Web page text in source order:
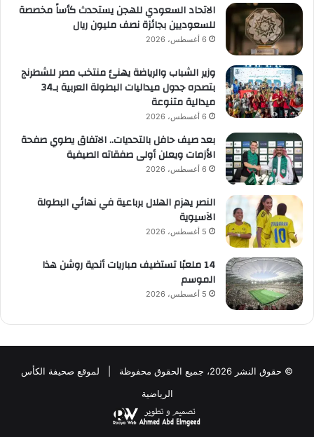
الاتحاد السعودي للهجن يستحدث كأساً مخصصة
للسعوديين بجائزة نصف مليون ريال
6 أغسطس، 2026
وزير الشباب والرياضة يهنئ منتخب مصر للشطرنج
بتصدره جدول ميداليات البطولة العربية بـ34
ميدالية متنوعة
6 أغسطس، 2026
بعد صيف حافل بالتحديات.. الاتفاق يطوي صفحة
الأزمات ويعلن أولى صفقاته الصيفية
6 أغسطس، 2026
النصر يهزم الهلال برباعية في نهائي البطولة
الآسيوية
5 أغسطس، 2026
14 ملعبًا تستضيف مباريات أندية روشن هذا
الموسم
5 أغسطس، 2026
© حقوق النشر 2026، جميع الحقوق محفوظة | لموقع صحيفة الكأس
الرياضية